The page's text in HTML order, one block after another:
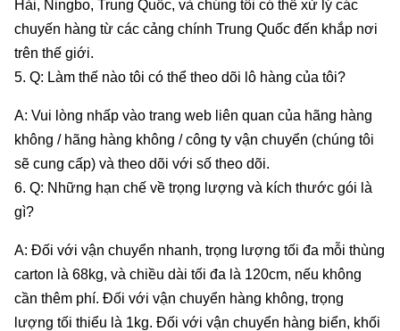
Hải, Ningbo, Trung Quốc, và chúng tôi có thể xử lý các
chuyến hàng từ các cảng chính Trung Quốc đến khắp nơi
trên thế giới.
5. Q: Làm thế nào tôi có thể theo dõi lô hàng của tôi?
A: Vui lòng nhấp vào trang web liên quan của hãng hàng
không / hãng hàng không / công ty vận chuyển (chúng tôi
sẽ cung cấp) và theo dõi với số theo dõi.
6. Q: Những hạn chế về trọng lượng và kích thước gói là
gì?
A: Đối với vận chuyển nhanh, trọng lượng tối đa mỗi thùng
carton là 68kg, và chiều dài tối đa là 120cm, nếu không
cần thêm phí. Đối với vận chuyển hàng không, trọng
lượng tối thiểu là 1kg. Đối với vận chuyển hàng biển, khối